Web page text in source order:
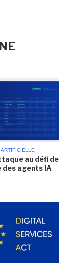
au défi de
des agents IA